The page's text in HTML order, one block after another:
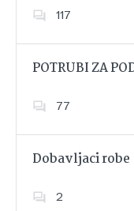
117
POTRUBI ZA
77
Dobavljaci robe
2